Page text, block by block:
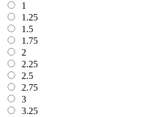
1
1.25
1.5
1.75
2
2.25
2.5
2.75
3
3.25